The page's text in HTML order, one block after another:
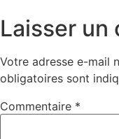
Laisser un
Votre adresse e-mail
obligatoires sont
Commentaire *